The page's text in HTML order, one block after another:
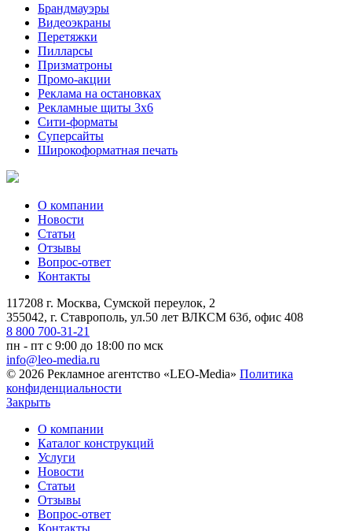
Брандмауэры
Видеоэкраны
Перетяжки
Пилларсы
Призматроны
Промо-акции
Реклама на остановках
Рекламные щиты 3х6
Сити-форматы
Суперсайты
Широкоформатная печать
О компании
Новости
Статьи
Отзывы
Вопрос-ответ
Контакты
117208 г. Москва, Сумской переулок, 2
355042, г. Ставрополь, ул.50 лет ВЛКСМ 63б, офис 408
8 800 700-31-21
пн - пт с 9:00 до 18:00 по мск
info@leo-media.ru
© 2026 Рекламное агентство «LEO-Media» Политика
конфиденциальности
Закрыть
О компании
Каталог конструкций
Услуги
Новости
Статьи
Отзывы
Вопрос-ответ
Контакты